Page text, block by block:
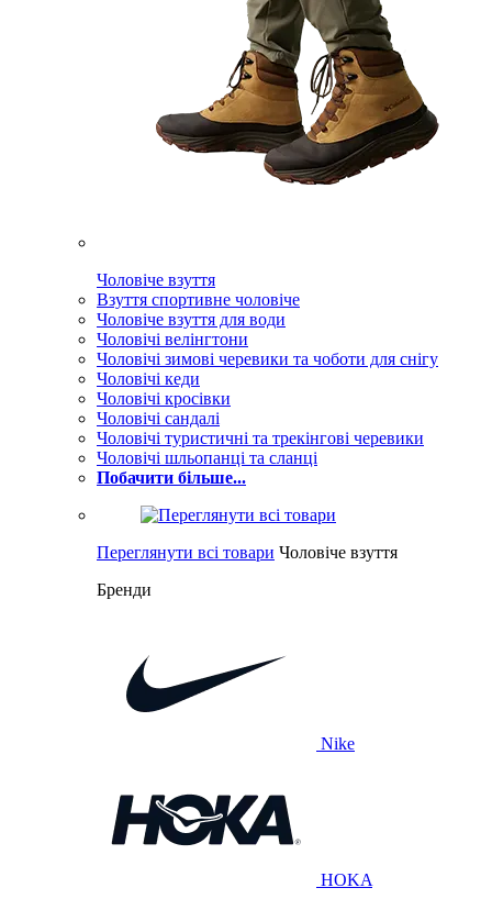
Чоловіче взуття
Взуття спортивне чоловіче
Чоловіче взуття для води
Чоловічі велінгтони
Чоловічі зимові черевики та чоботи для снігу
Чоловічі кеди
Чоловічі кросівки
Чоловічі сандалі
Чоловічі туристичні та трекінгові черевики
Чоловічі шльопанці та сланці
Побачити більше...
Переглянути всі товари Чоловіче взуття
Бренди
Nike
HOKA